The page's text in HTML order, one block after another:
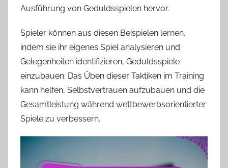
Ausführung von Geduldsspielen hervor.
Spieler können aus diesen Beispielen lernen,
indem sie ihr eigenes Spiel analysieren und
Gelegenheiten identifizieren, Geduldsspiele
einzubauen. Das Üben dieser Taktiken im Training
kann helfen, Selbstvertrauen aufzubauen und die
Gesamtleistung während wettbewerbsorientierter
Spiele zu verbessern.